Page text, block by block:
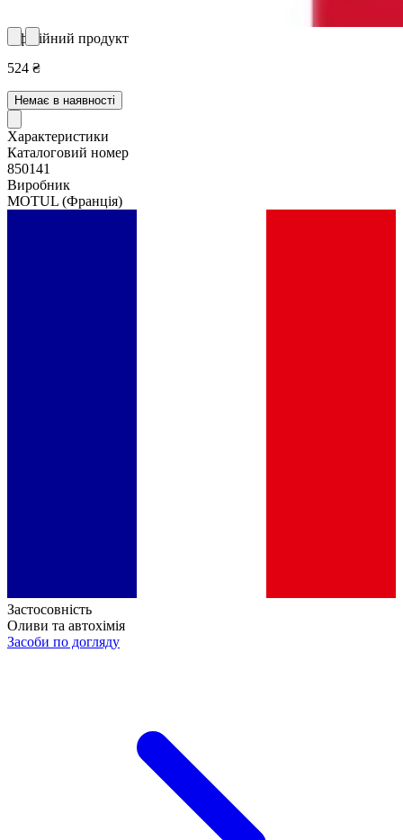
Офіційний продукт
524 ₴
Немає в наявності
Характеристики
Каталоговий номер
850141
Виробник
MOTUL (Франція)
Застосовність
Оливи та автохімія
Засоби по догляду